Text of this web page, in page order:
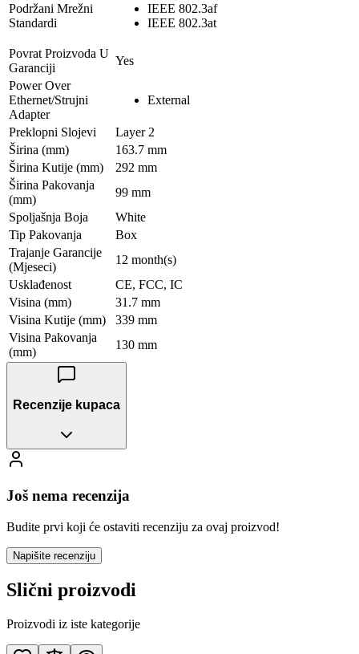
Podržani Mrežni
Standardi
IEEE 802.3af
IEEE 802.3at
Povrat Proizvoda U
Garanciji
Yes
Power Over
Ethernet/Strujni
Adapter
External
Preklopni Slojevi
Layer 2
Širina (mm)
163.7 mm
Širina Kutije (mm)
292 mm
Širina Pakovanja
(mm)
99 mm
Spoljašnja Boja
White
Tip Pakovanja
Box
Trajanje Garancije
(Mjeseci)
12 month(s)
Usklađenost
CE, FCC, IC
Visina (mm)
31.7 mm
Visina Kutije (mm)
339 mm
Visina Pakovanja
(mm)
130 mm
Recenzije kupaca
Još nema recenzija
Budite prvi koji će ostaviti recenziju za ovaj proizvod!
Napišite recenziju
Slični proizvodi
Proizvodi iz iste kategorije